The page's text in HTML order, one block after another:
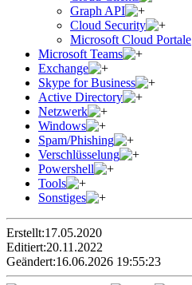
Graph API
Cloud Security
Microsoft Cloud Portale
Microsoft Teams
Exchange
Skype for Business
Active Directory
Netzwerk
Windows
Spam/Phishing
Verschlüsselung
Powershell
Tools
Sonstiges
Erstellt:17.05.2020
Editiert:20.11.2022
Geändert:16.06.2026 19:55:23